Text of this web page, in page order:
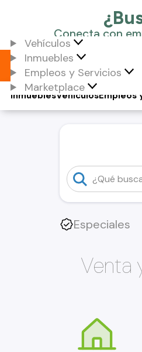
Vehículos
Inmuebles
Empleos y Servicios
Marketplace
Vehículos
Inmuebles Empleos
Especiales
Venta